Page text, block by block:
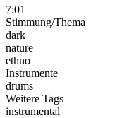
7:01
Stimmung/Thema
dark
nature
ethno
Instrumente
drums
Weitere Tags
instrumental